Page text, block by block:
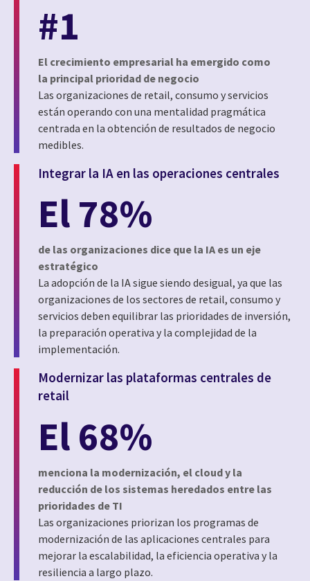
#1
El crecimiento empresarial ha emergido como
la principal prioridad de negocio
Las organizaciones de retail, consumo y servicios
están operando con una mentalidad pragmática
centrada en la obtención de resultados de negocio
medibles.
Integrar la IA en las operaciones centrales
El 78%
de las organizaciones dice que la IA es un eje
estratégico
La adopción de la IA sigue siendo desigual, ya que las
organizaciones de los sectores de retail, consumo y
servicios deben equilibrar las prioridades de inversión,
la preparación operativa y la complejidad de la
implementación.
Modernizar las plataformas centrales de
retail
El 68%
menciona la modernización, el cloud y la
reducción de los sistemas heredados entre las
prioridades de TI
Las organizaciones priorizan los programas de
modernización de las aplicaciones centrales para
mejorar la escalabilidad, la eficiencia operativa y la
resiliencia a largo plazo.